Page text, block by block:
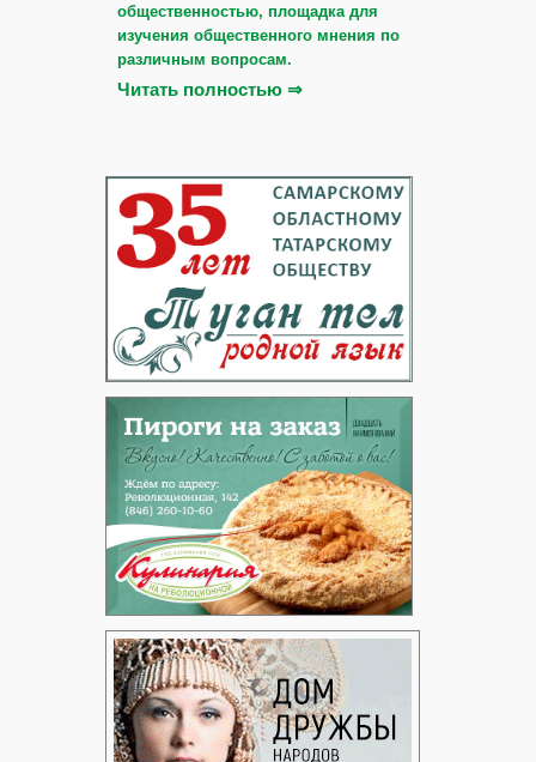
общественностью, площадка для
изучения общественного мнения по
различным вопросам.
Читать полностью ⇒